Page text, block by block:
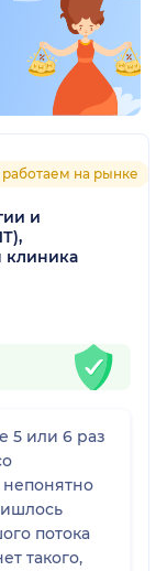
работаем на рынке
и
клиника
5 или 6 раз
непонятно
потока
такого,